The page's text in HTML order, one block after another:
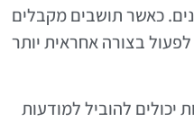
כאשר תושבים מקבלים
בצורה אחראית יותר
יכולים להוביל למודעות